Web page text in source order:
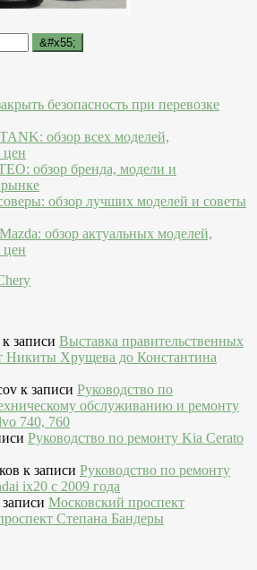
безопасность при перевозке
обзор всех моделей,
цен
обзор бренда, модели и
обзор лучших моделей и советы
обзор актуальных моделей,
цен
к записи Выставка правительственных
Никиты Хрущева до Константина
к записи Руководство по
обслуживанию и ремонту
740, 760
Руководство по ремонту Kia Cerato
к записи Руководство по ремонту
ix20 c 2009 года
Московский проспект
Степана Бандеры